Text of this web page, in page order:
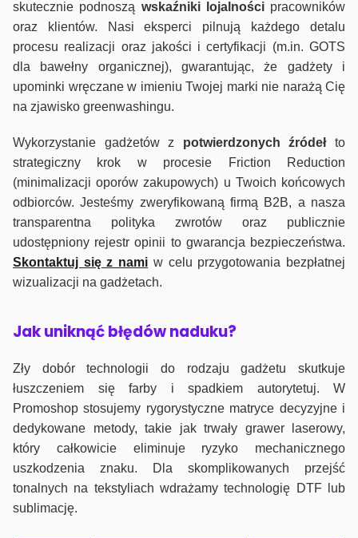
skutecznie podnoszą wskaźniki lojalnościpracowników
oraz klientów. Nasi eksperci pilnują każdego detalu
procesu realizacji oraz jakości i certyfikacji (m.in. GOTS
dla bawełny organicznej), gwarantując, że gadżety i
upominki wręczane w imieniu Twojej marki nie narażą Cię
na zjawisko greenwashingu.
Wykorzystanie gadżetów z potwierdzonych źródełto
strategiczny krok w procesie Friction Reduction
(minimalizacji oporów zakupowych) u Twoich końcowych
odbiorców. Jesteśmy zweryfikowaną firmą B2B, a nasza
transparentna polityka zwrotów oraz publicznie
udostępniony rejestr opinii to gwarancja bezpieczeństwa.
Skontaktuj się z nami w celu przygotowania bezpłatnej
wizualizacji na gadżetach.
Jak uniknąć błędów naduku?
Zły dobór technologii do rodzaju gadżetu skutkuje
łuszczeniem się farby i spadkiem autorytetuj. W
Promoshop stosujemy rygorystyczne matryce decyzyjne i
dedykowane metody, takie jak trwały grawer laserowy,
który całkowicie eliminuje ryzyko mechanicznego
uszkodzenia znaku. Dla skomplikowanych przejść
tonalnych na tekstyliach wdrażamy technologię DTF lub
sublimację.